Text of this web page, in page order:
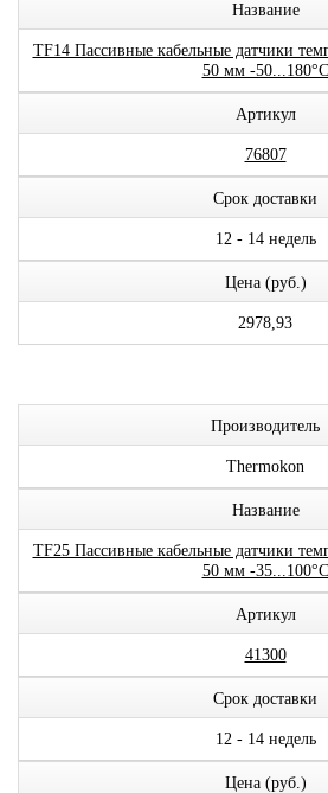
Название
TF14 Пассивные кабельные датчики
50 мм -50...180°C
Артикул
76807
Срок доставки
12 - 14 недель
Цена (руб.)
2978,93
Производитель
Thermokon
Название
TF25 Пассивные кабельные датчики
50 мм -35...100°C
Артикул
41300
Срок доставки
12 - 14 недель
Цена (руб.)